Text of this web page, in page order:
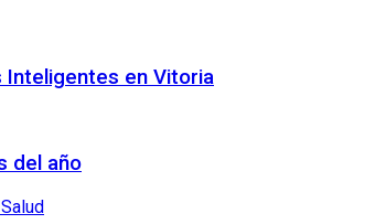
Inteligentes en Vitoria
del año